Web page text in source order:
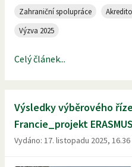
Zahraniční spolupráce
Výzva 2025
Celý článek...
Výsledky výběrového
Francie_projekt
Vydáno: 17. listopadu 2025, 16.36